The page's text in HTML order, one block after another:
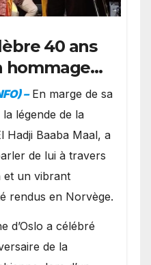
40 ans
hommage
en
famille
– ​En marge de sa
légende de la
Hadji Baaba Maal, a
de lui à travers
et un vibrant
rendus en Norvège.
d’Oslo a célébré
de la